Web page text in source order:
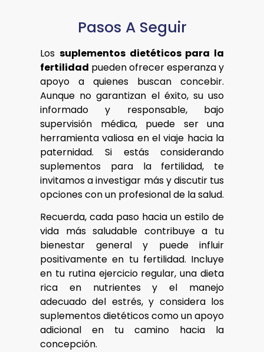
Pasos A Seguir
Los suplementos dietéticos para la
fertilidad pueden ofrecer esperanza y
apoyo a quienes buscan concebir.
Aunque no garantizan el éxito, su uso
informado y responsable, bajo
supervisión médica, puede ser una
herramienta valiosa en el viaje hacia la
paternidad. Si estás considerando
suplementos para la fertilidad, te
invitamos a investigar más y discutir tus
opciones con un profesional de la salud.
Recuerda, cada paso hacia un estilo de
vida más saludable contribuye a tu
bienestar general y puede influir
positivamente en tu fertilidad. Incluye
en tu rutina ejercicio regular, una dieta
rica en nutrientes y el manejo
adecuado del estrés, y considera los
suplementos dietéticos como un apoyo
adicional en tu camino hacia la
concepción.